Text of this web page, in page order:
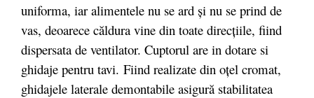
uniforma, iar alimentele nu se ard şi nu se prind de
vas, deoarece căldura vine din toate direcţiile, fiind
dispersata de ventilator. Cuptorul are in dotare si
ghidaje pentru tavi. Fiind realizate din oţel cromat,
ghidajele laterale demontabile asigură stabilitatea